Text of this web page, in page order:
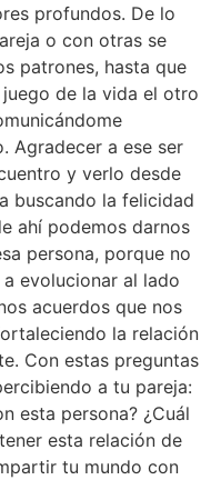
profundos. De lo
o con otras se
patrones, hasta que
de la vida el otro
Agradecer a ese ser
y verlo desde
buscando la felicidad
ahí podemos darnos
persona, porque no
evolucionar al lado
acuerdos que nos
la relación
Con estas preguntas
a tu pareja:
esta persona? ¿Cuál
esta relación de
tu mundo con